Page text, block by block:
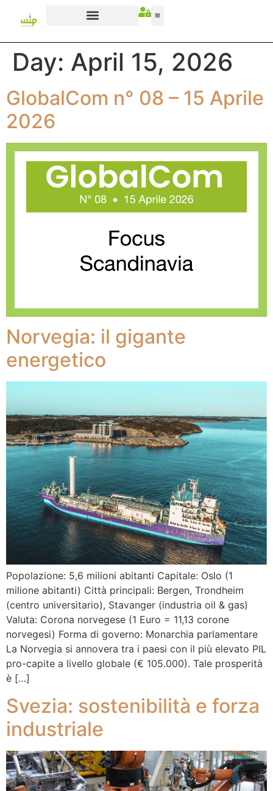
Day: April 15, 2026
GlobalCom n° 08 – 15 Aprile
2026
Norvegia: il gigante
energetico
Popolazione: 5,6 milioni abitanti Capitale: Oslo (1
milione abitanti) Città principali: Bergen, Trondheim
(centro universitario), Stavanger (industria oil & gas)
Valuta: Corona norvegese (1 Euro = 11,13 corone
norvegesi) Forma di governo: Monarchia parlamentare
La Norvegia si annovera tra i paesi con il più elevato PIL
pro-capite a livello globale (€ 105.000). Tale prosperità
è […]
Svezia: sostenibilità e forza
industriale